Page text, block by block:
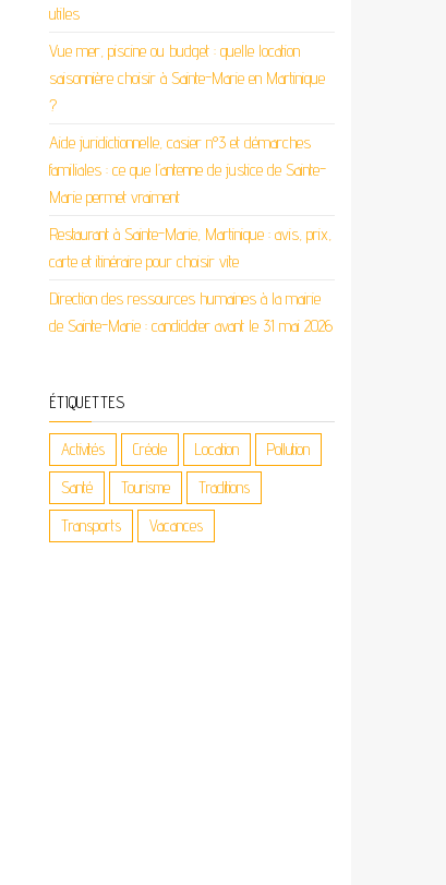
utiles
Vue mer, piscine ou budget : quelle location
saisonnière choisir à Sainte-Marie en Martinique
?
Aide juridictionnelle, casier n°3 et démarches
familiales : ce que l’antenne de justice de Sainte-
Marie permet vraiment
Restaurant à Sainte-Marie, Martinique : avis, prix,
carte et itinéraire pour choisir vite
Direction des ressources humaines à la mairie
de Sainte-Marie : candidater avant le 31 mai 2026
ÉTIQUETTES
Activités Créole Location Pollution
Santé Tourisme Traditions
Transports Vacances